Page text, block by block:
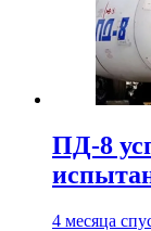
ПД-8
4 месяца